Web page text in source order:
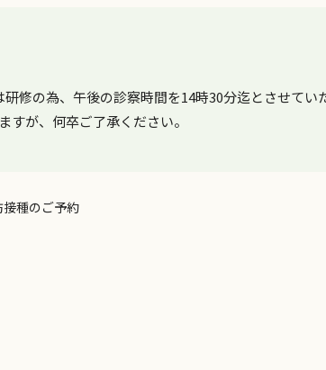
研修の為、午後の診察時間を14時30分迄とさせてい
すが、何卒ご了承ください。
種のご予約